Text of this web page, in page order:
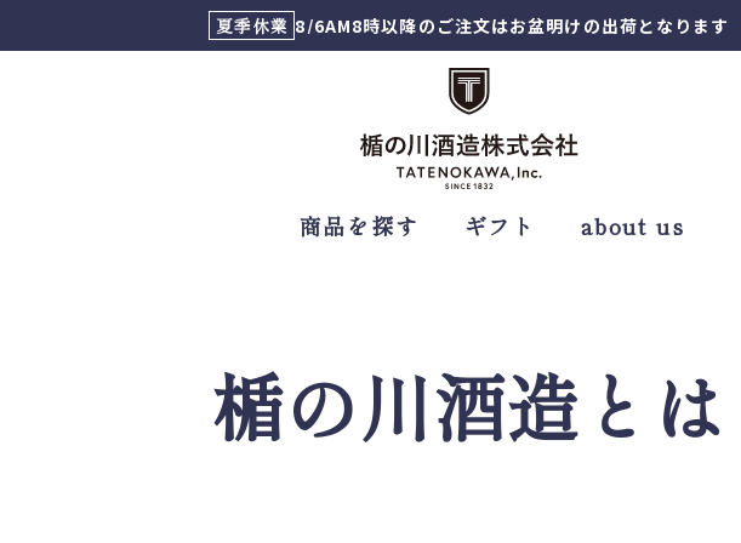
夏季休業 8/6AM8時以降のご注文はお盆明けの出荷となります
商品を探す ギフト about us
楯の川酒造とは